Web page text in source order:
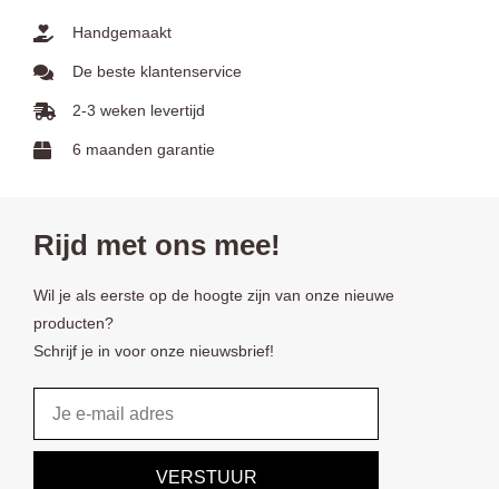
Handgemaakt
De beste klantenservice
2-3 weken levertijd
6 maanden garantie
Rijd met ons mee!
Wil je als eerste op de hoogte zijn van onze nieuwe
producten?
Schrijf je in voor onze nieuwsbrief!
VERSTUUR